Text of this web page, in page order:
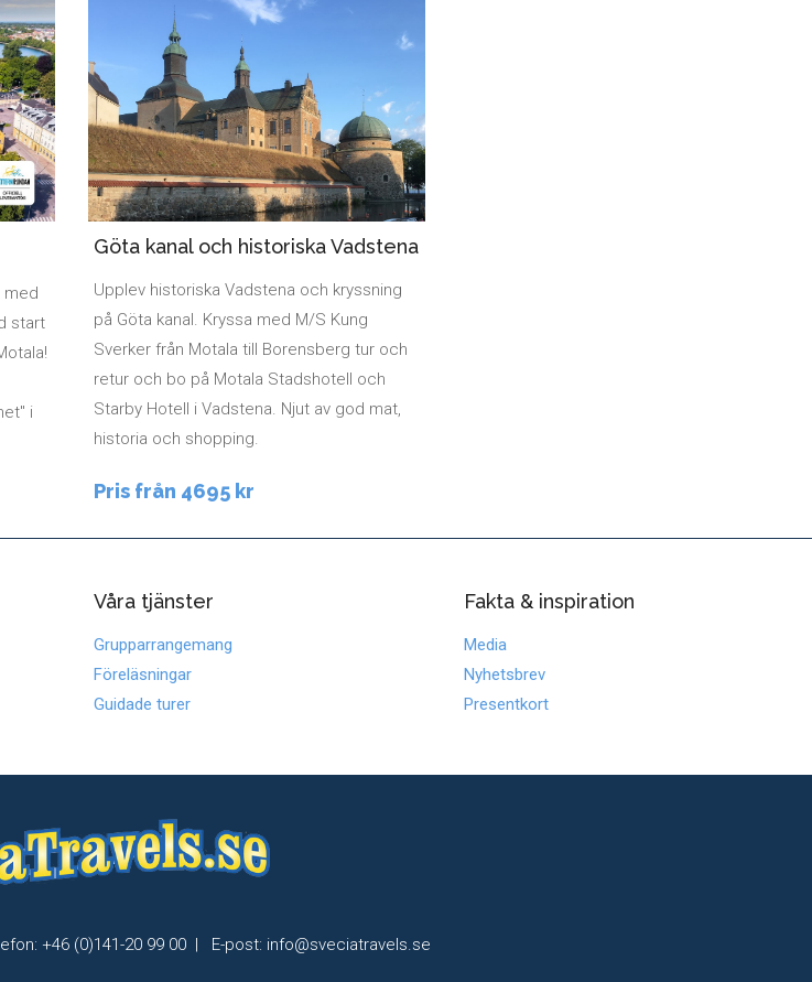
med
start
i
Göta kanal och historiska Vadstena
Upplev historiska Vadstena och kryssning
på Göta kanal. Kryssa med M/S Kung
Sverker från Motala till Borensberg tur och
retur och bo på Motala Stadshotell och
Starby Hotell i Vadstena. Njut av god mat,
historia och shopping.
Pris från 4695 kr
Våra tjänster
Grupparrangemang
Föreläsningar
Guidade turer
Fakta & inspiration
Media
Nyhetsbrev
Presentkort
+46 (0)141-20 99 00 | E-post: info@sveciatravels.se